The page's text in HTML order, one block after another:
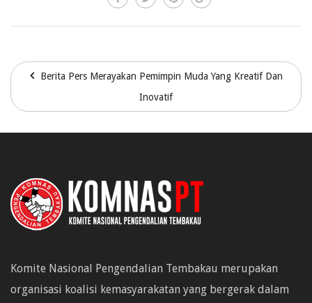
Berita Pers Merayakan Pemimpin Muda Yang Kreatif Dan
Inovatif
Komite Nasional Pengendalian Tembakau merupakan
organisasi koalisi kemasyarakatan yang bergerak dalam